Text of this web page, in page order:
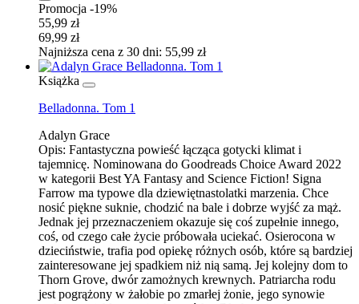
Promocja -19%
55,99 zł
69,99 zł
Najniższa cena z 30 dni: 55,99 zł
Książka
Belladonna. Tom 1
Adalyn Grace
Opis: Fantastyczna powieść łącząca gotycki klimat i
tajemnicę. Nominowana do Goodreads Choice Award 2022
w kategorii Best YA Fantasy and Science Fiction! Signa
Farrow ma typowe dla dziewiętnastolatki marzenia. Chce
nosić piękne suknie, chodzić na bale i dobrze wyjść za mąż.
Jednak jej przeznaczeniem okazuje się coś zupełnie innego,
coś, od czego całe życie próbowała uciekać. Osierocona w
dzieciństwie, trafia pod opiekę różnych osób, które są bardziej
zainteresowane jej spadkiem niż nią samą. Jej kolejny dom to
Thorn Grove, dwór zamożnych krewnych. Patriarcha rodu
jest pogrążony w żałobie po zmarłej żonie, jego synowie